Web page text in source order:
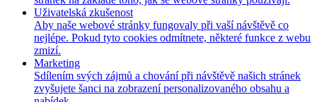
Uživatelská zkušenost
Aby naše webové stránky fungovaly při vaší návštěvě co
nejlépe. Pokud tyto cookies odmítnete, některé funkce z webu
zmizí.
Marketing
Sdílením svých zájmů a chování při návštěvě našich stránek
zvyšujete šanci na zobrazení personalizovaného obsahu a